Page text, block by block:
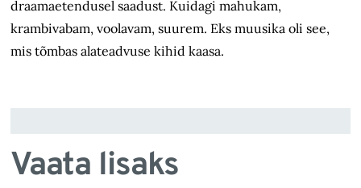
draamaetendusel saadust. Kuidagi mahukam,
krambivabam, voolavam, suurem. Eks muusika oli see,
mis tõmbas alateadvuse kihid kaasa.
Vaata lisaks